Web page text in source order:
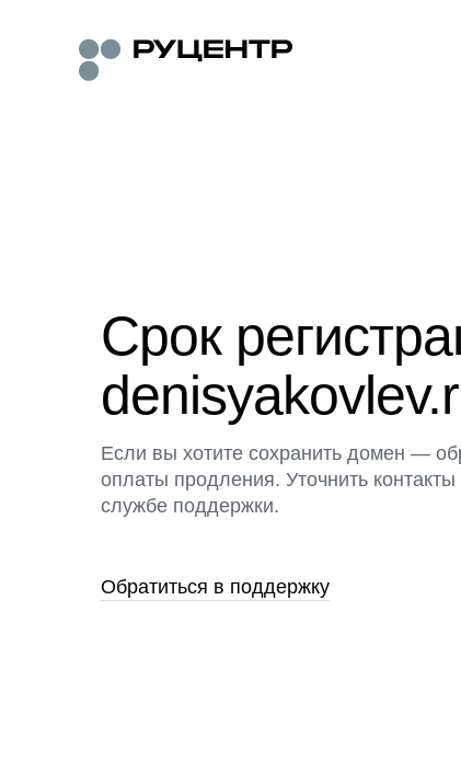
Срок
Если вы хотите сохранить домен —
оплаты продления. Уточнить
службе поддержки.
Обратиться в поддержку